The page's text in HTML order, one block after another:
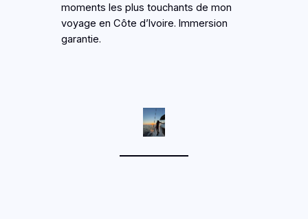
moments les plus touchants de mon
voyage en Côte d’Ivoire. Immersion
garantie.